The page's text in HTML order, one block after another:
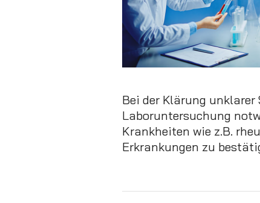
Bei der Klärung
Laboruntersuchung
Krankheiten wie z.B.
Erkrankungen zu